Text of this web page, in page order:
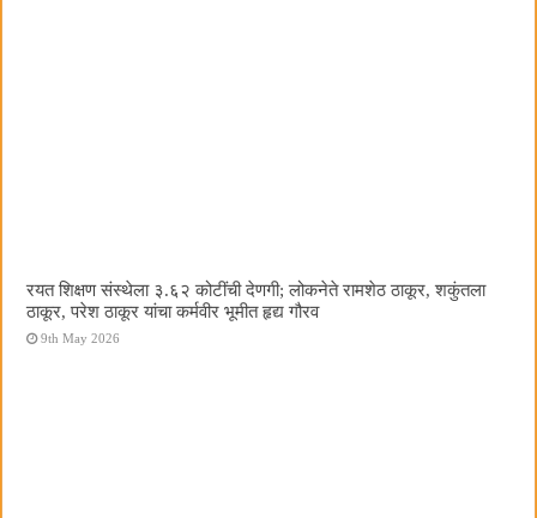
रयत शिक्षण संस्थेला ३.६२ कोटींची देणगी; लोकनेते रामशेठ ठाकूर, शकुंतला
ठाकूर, परेश ठाकूर यांचा कर्मवीर भूमीत हृद्य गौरव
9th May 2026